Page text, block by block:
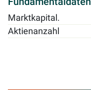
Marktkapital.
Aktienanzahl